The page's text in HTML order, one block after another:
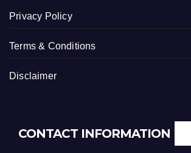
Privacy Policy
Terms & Conditions
Disclaimer
CONTACT INFORMATION